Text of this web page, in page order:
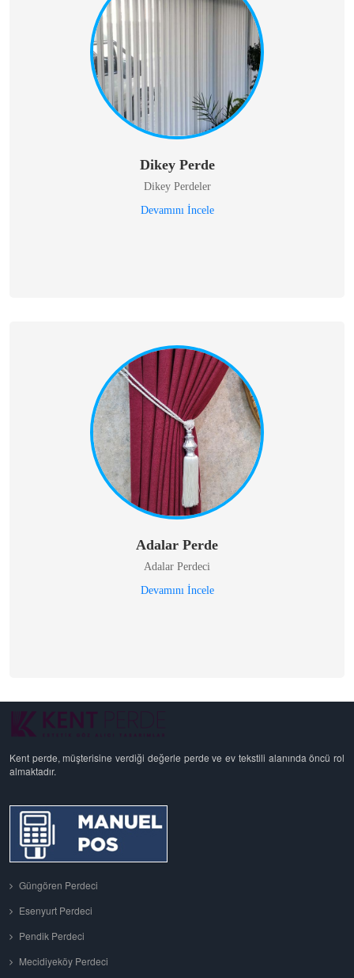
Dikey Perde
Dikey Perdeler
Devamını İncele
Adalar Perde
Adalar Perdeci
Devamını İncele
Kent perde, müşterisine verdiği değerle perde ve ev tekstili alanında öncü rol
almaktadır.
Güngören Perdeci
Esenyurt Perdeci
Pendik Perdeci
Mecidiyeköy Perdeci